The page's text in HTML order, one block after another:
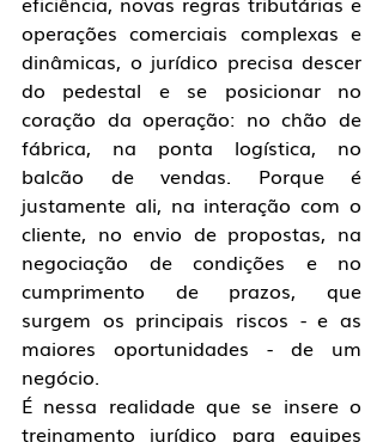
operações comerciais complexas e
dinâmicas, o jurídico precisa descer
do pedestal e se posicionar no
coração da operação: no chão de
fábrica, na ponta logística, no
balcão de vendas. Porque é
justamente ali, na interação com o
cliente, no envio de propostas, na
negociação de condições e no
cumprimento de prazos, que
surgem os principais riscos - e as
maiores oportunidades - de um
negócio.
É nessa realidade que se insere o
treinamento jurídico para equipes